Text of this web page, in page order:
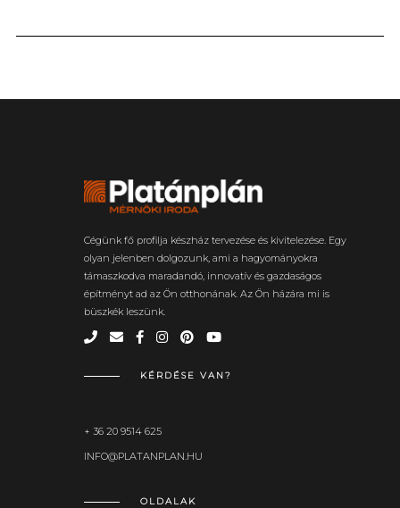
Cégünk fő profilja készház tervezése és kivitelezése. Egy
olyan jelenben dolgozunk, ami a hagyományokra
támaszkodva maradandó, innovatív és gazdaságos
építményt ad az Ön otthonának. Az Ön házára mi is
büszkék leszünk.
KÉRDÉSE VAN?
+ 36 20 9514 625
INFO@PLATANPLAN.HU
OLDALAK